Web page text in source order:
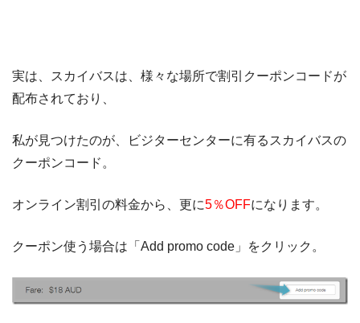
実は、スカイバスは、様々な場所で割引クーポンコードが
配布されており、
私が見つけたのが、ビジターセンターに有るスカイバスの
クーポンコード。
オンライン割引の料金から、更に5％OFFになります。
クーポン使う場合は「Add promo code」をクリック。